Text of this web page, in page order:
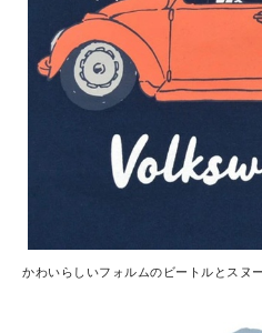
かわいらしいフォルムのビートルとスヌ